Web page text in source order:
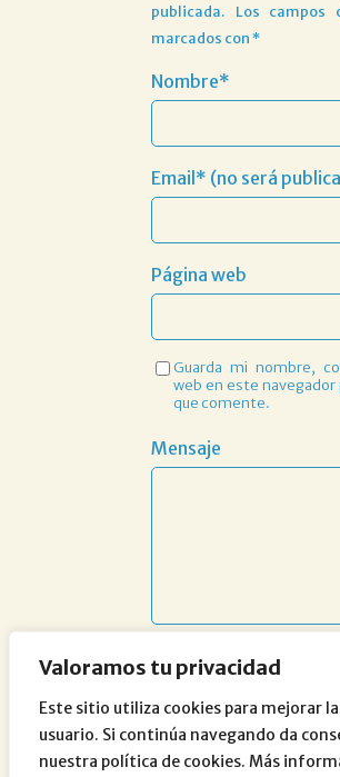
Valoramos tu privacidad
Este sitio utiliza cookies para mejorar
usuario. Si continúa navegando da
nuestra política de cookies. Más
publicada.
Los campos
marcados con*
Nombre*
Email* (no será
Página web
Guarda mi nombre,
web en este navegador
que comente.
Mensaje